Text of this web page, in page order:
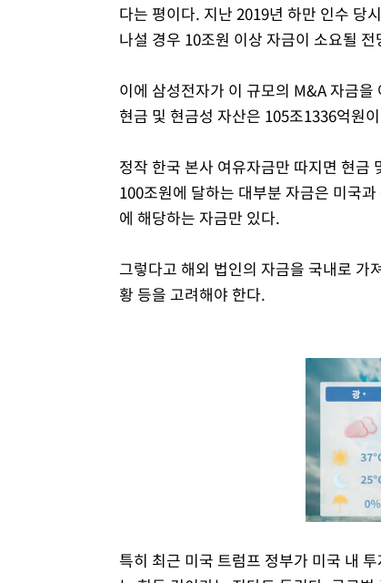
다는 평이다. 지난 2019년 하만 인수 당
나설 경우 10조원 이상 자금이 소요될 전
이에 삼성전자가 이 규모의 M&A 자금
현금 및 현금성 자산은 105조1336억원
정작 한국 본사 여유자금만 따지면 현금
100조원에 달하는 대부분 자금은 미국
에 해당하는 자금만 있다.
그렇다고 해외 법인의 자금을 국내로 가
황 등을 고려해야 한다.
특히 최근 미국 트럼프 정부가 미국 내